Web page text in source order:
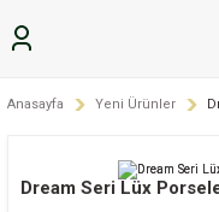
Anasayfa Yeni Ürünler
Dream Seri Lüx